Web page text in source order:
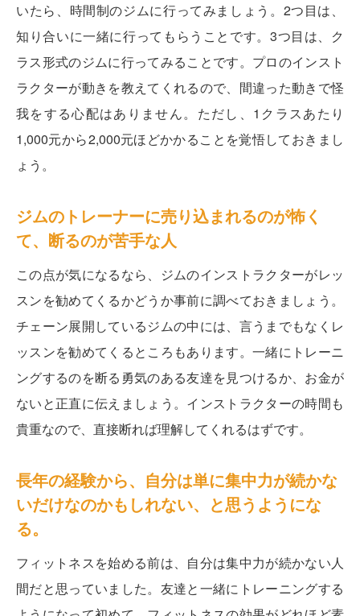
いたら、時間制のジムに行ってみましょう。2つ目は、
知り合いに一緒に行ってもらうことです。3つ目は、ク
ラス形式のジムに行ってみることです。プロのインスト
ラクターが動きを教えてくれるので、間違った動きで怪
我をする心配はありません。ただし、1クラスあたり
1,000元から2,000元ほどかかることを覚悟しておきまし
ょう。
ジムのトレーナーに売り込まれるのが怖く
て、断るのが苦手な人
この点が気になるなら、ジムのインストラクターがレッ
スンを勧めてくるかどうか事前に調べておきましょう。
チェーン展開しているジムの中には、言うまでもなくレ
ッスンを勧めてくるところもあります。一緒にトレーニ
ングするのを断る勇気のある友達を見つけるか、お金が
ないと正直に伝えましょう。インストラクターの時間も
貴重なので、直接断れば理解してくれるはずです。
長年の経験から、自分は単に集中力が続かな
いだけなのかもしれない、と思うようにな
る。
フィットネスを始める前は、自分は集中力が続かない人
間だと思っていました。友達と一緒にトレーニングする